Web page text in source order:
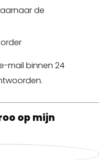
de
mail binnen 24
op mijn